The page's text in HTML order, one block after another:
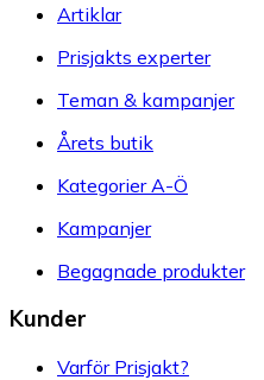
Artiklar
Prisjakts experter
Teman & kampanjer
Årets butik
Kategorier A-Ö
Kampanjer
Begagnade produkter
Kunder
Varför Prisjakt?